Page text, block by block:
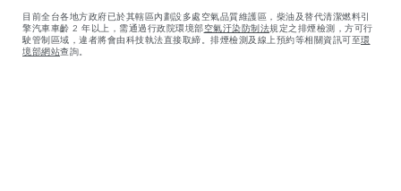
目前全台各地方政府已於其轄區內劃設多處空氣品質維護區，柴油及替代清潔燃料引
擎汽車車齡 2 年以上，需通過行政院環境部空氣汙染防制法規定之排煙檢測，方可行
駛管制區域，違者將會由科技執法直接取締。排煙檢測及線上預約等相關資訊可至環
境部網站查詢。